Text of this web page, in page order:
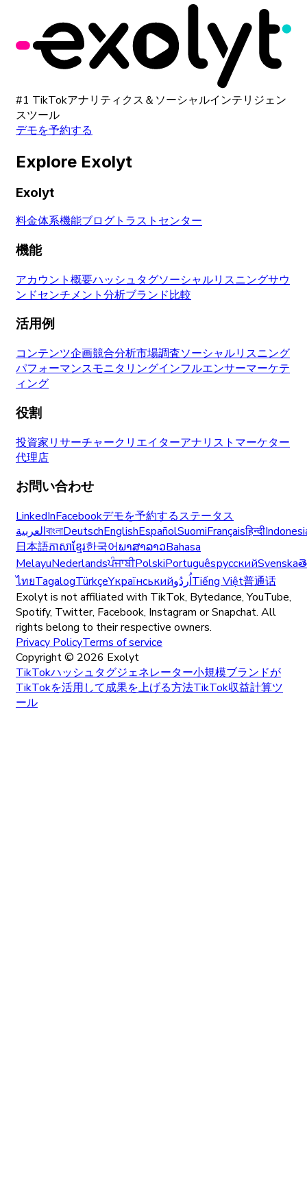
#1 TikTokアナリティクス＆ソーシャルインテリジェン
スツール
デモを予約する
Explore Exolyt
Exolyt
料金体系機能ブログ トラストセンター
機能
アカウント概要ハッシュタグソーシャルリスニングサウ
ンドセンチメント分析ブランド比較
活用例
コンテンツ企画競合分析市場調査ソーシャルリスニング
パフォーマンスモニタリングインフルエンサーマーケテ
ィング
役割
投資家リサーチャークリエイターアナリスト マーケター
代理店
お問い合わせ
LinkedInFacebookデモを予約するステータス
العربيةবাংলাDeutschEnglishEspañolSuomiFrançaisहिन्दी
日本語ភាសាខ្មែរ한국어ພາສາລາວBahasa
MelayuNederlandsਪੰਜਾਬੀPolskiPortuguêsрусскийSvenska
ไทยTagalogTürkçeYкраїнськийاُردُوTiếng Việt普通话
Exolyt is not affiliated with TikTok, Bytedance, YouTube,
Spotify, Twitter, Facebook, Instagram or Snapchat. All
rights belong to their respective owners.
Privacy PolicyTerms of service
Copyright © 2026 Exolyt
TikTokハッシュタグジェネレーター小規模ブランドが
TikTokを活用して成果を上げる方法TikTok収益計算ツ
ール